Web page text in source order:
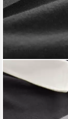
Rugbyshirt
57,00 €
lieferbar - in 2-3